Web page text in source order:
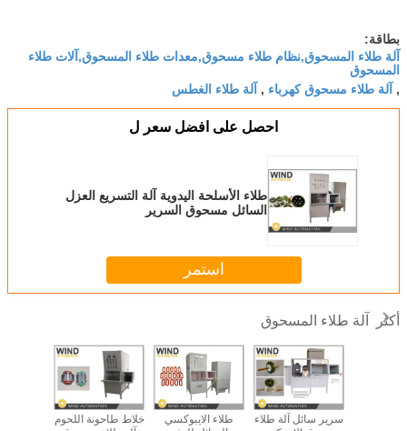
بطاقة:
آلة طلاء المسحوق,نظام طلاء مسحوق,معدات طلاء المسحوق,آلات طلاء
المسحوق
, آلة طلاء مسحوق كهرباء , آلة طلاء الغطس
احصل على افضل سعر ل
طلاء الأسلحة اليدوية آلة التسريع العزل
السائل مسحوق السرير
استمر
أكثر آلة طلاء المسحوق
خلاط طاحونة اللحوم
طلاء الايبوكسي
سرير سائل آلة طلاء